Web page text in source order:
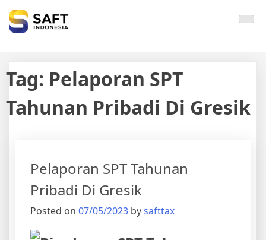
Solisi Perjakan Anda
Tag: Pelaporan SPT
Tahunan Pribadi Di Gresik
Pelaporan SPT Tahunan
Pribadi Di Gresik
Posted on 07/05/2023 bysafttax